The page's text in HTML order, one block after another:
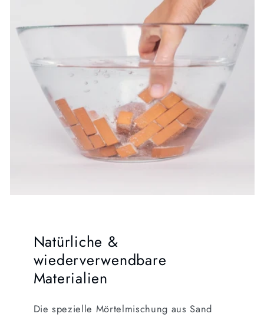
Natürliche &
wiederverwendbare
Materialien
Die spezielle Mörtelmischung aus Sand